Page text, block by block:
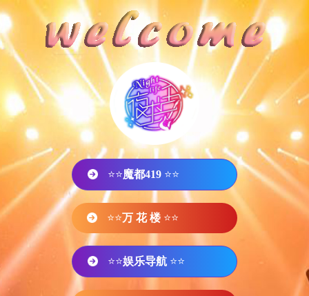
⭐⭐魔都419 ⭐⭐
⭐⭐万 花 楼 ⭐⭐
⭐⭐娱乐导航 ⭐⭐